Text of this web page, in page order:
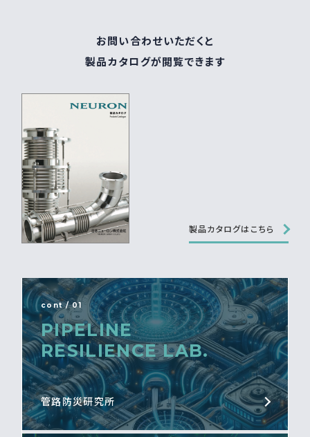
お問い合わせいただくと
製品カタログが閲覧できます
製品カタログはこちら
cont / 01
PIPELINE
RESILIENCE LAB.
管路防災研究所